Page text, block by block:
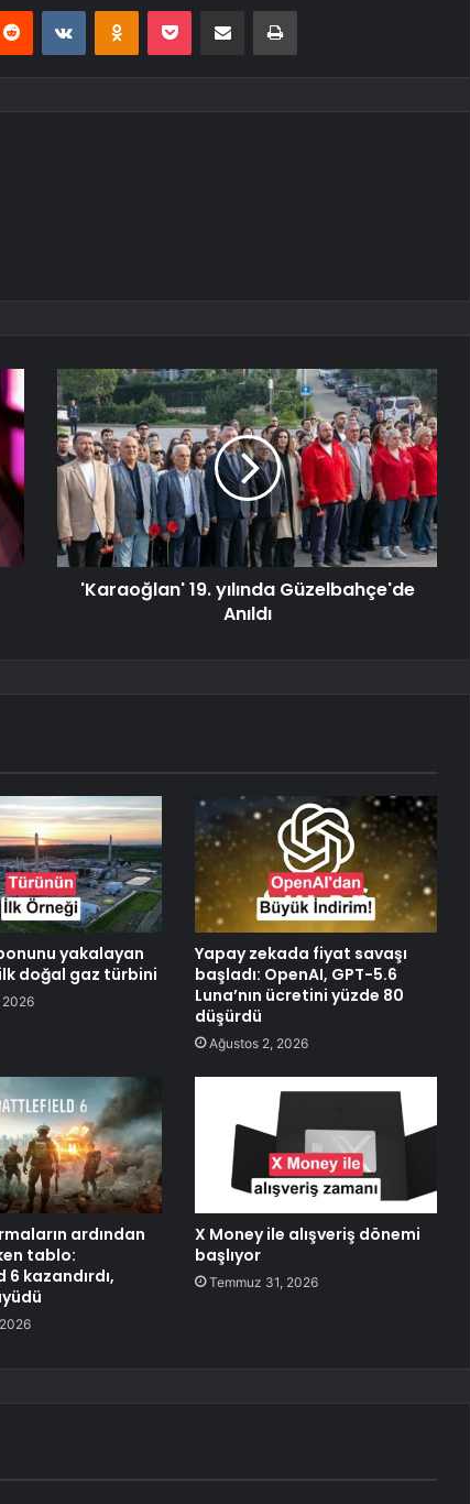
Reddit VKontakteOdnoklassniki
Pocket E-Posta ile paylaş Yazdır
'Karaoğlan' 19. yılında Güzelbahçe'de
Anıldı
yakalayan
doğal gaz türbini
2026
Yapay zekada fiyat savaşı
başladı: OpenAI, GPT-5.6
Luna’nın ücretini yüzde 80
düşürdü
Ağustos 2, 2026
ardından
tablo:
kazandırdı,
X Money ile alışveriş dönemi
başlıyor
Temmuz 31, 2026